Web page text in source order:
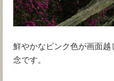
鮮やかなピンク色が画面
念です。